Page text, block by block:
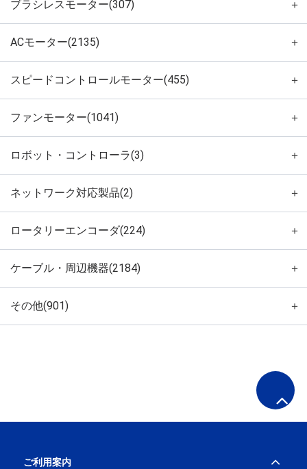
ブラシレスモーター(307) ＋
ACモーター(2135) ＋
スピードコントロールモーター(455) ＋
ファンモーター(1041) ＋
ロボット・コントローラ(3) ＋
ネットワーク対応製品(2) ＋
ロータリーエンコーダ(224) ＋
ケーブル・周辺機器(2184) ＋
その他(901) ＋
ご利用案内